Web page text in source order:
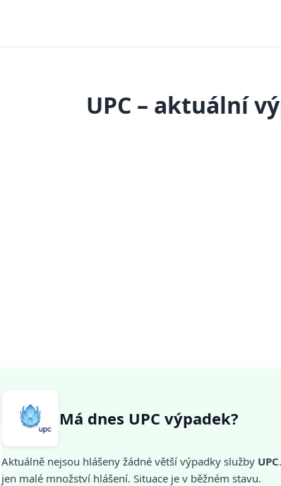
UPC – aktuální
Má dnes UPC výpadek?
Aktuálně nejsou hlášeny žádné větší výpadky služby UPC
jen malé množství hlášení. Situace je v běžném stavu.